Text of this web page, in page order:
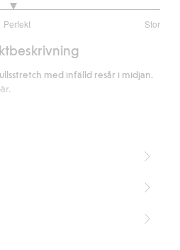
Perfekt Stor
med infälld resår i midjan.